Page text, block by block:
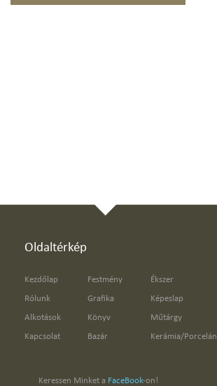
Oldaltérkép
Kezdőlap Festmény Ékszer
Rólunk Grafika Képeslap
Alkotások Könyv Műtárgy
Kapcsolat Bazár Kerámia/Porcelán
Keressen Minket a FaceBook-on!